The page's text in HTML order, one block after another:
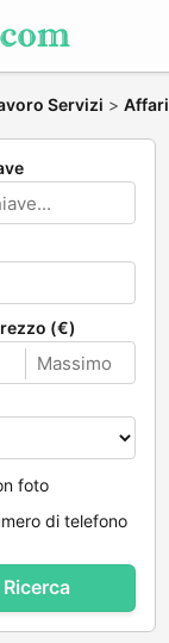
Servizi > Affari
(€)
foto
di telefono
Ricerca